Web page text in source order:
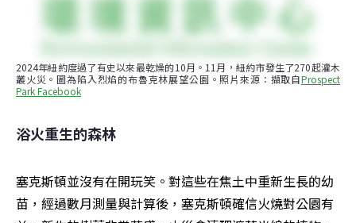
2024年紐約度過了有史以來最乾燥的10月。11月，紐約市發生了270起灌木
叢火災。圖為陷入烈焰的布魯克林展望公園。照片來源：擷取自Prospect
Park Facebook
浴火重生的森林
塞克斯頓並沒有在開玩笑。對這些在焦土中重新生長的幼
苗，經過數月測量與計算後，塞克斯頓確信火燒對公園有